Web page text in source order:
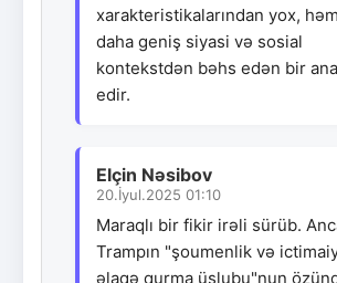
xarakteristikalarından yox,
daha geniş siyasi və sosial
kontekstdən bəhs edən bir
edir.
Elçin Nəsibov
20.İyul.2025 01:10
Maraqlı bir fikir irəli sürüb.
Trampın "şoumenlik və
əlaqə qurma üslubu"nun